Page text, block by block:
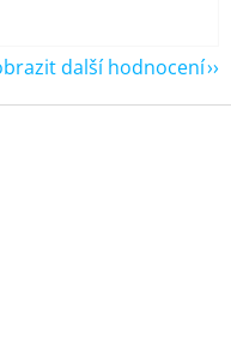
další hodnocení